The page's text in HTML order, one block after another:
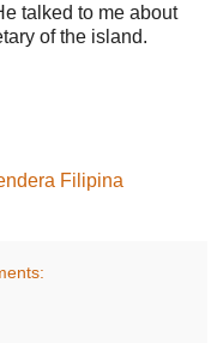
talked to me about
of the island.
Filipina